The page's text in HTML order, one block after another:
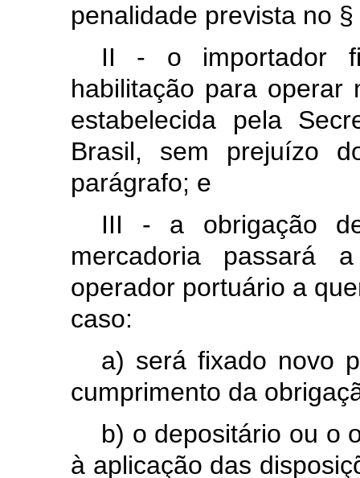
penalidade prevista no §
II - o importador
habilitação para operar
estabelecida pela
Brasil, sem prejuízo
parágrafo; e
III - a obrigação
mercadoria passará
operador portuário a
caso:
a) será fixado novo
cumprimento da
b) o depositário ou o
à aplicação das